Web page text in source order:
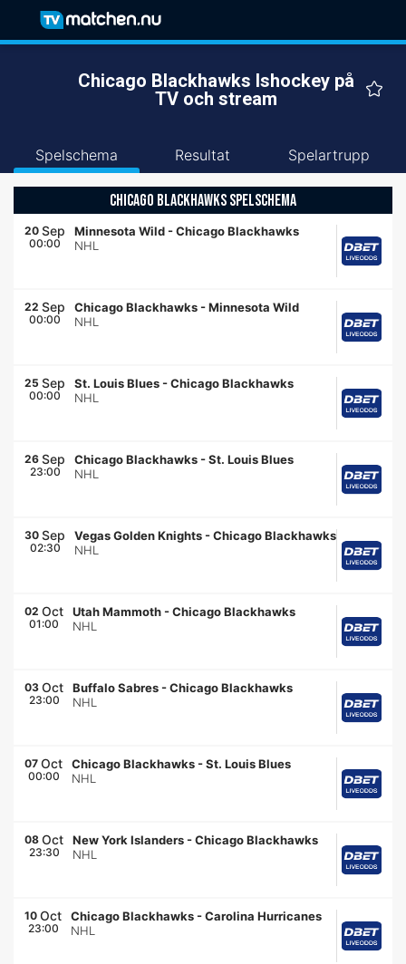
Chicago Blackhawks Ishockey på
TV och stream
Spelschema Resultat Spelartrupp
CHICAGO BLACKHAWKS SPELSCHEMA
20 Sep
00:00
Minnesota Wild -Chicago Blackhawks
NHL
22 Sep
00:00
Chicago Blackhawks -Minnesota Wild
NHL
25 Sep
00:00
St. Louis Blues -Chicago Blackhawks
NHL
26 Sep
23:00
Chicago Blackhawks -St. Louis Blues
NHL
30 Sep
02:30
Vegas Golden Knights -Chicago Blackhawks
NHL
02 Oct
01:00
Utah Mammoth -Chicago Blackhawks
NHL
03 Oct
23:00
Buffalo Sabres -Chicago Blackhawks
NHL
07 Oct
00:00
Chicago Blackhawks -St. Louis Blues
NHL
08 Oct
23:30
New York Islanders -Chicago Blackhawks
NHL
10 Oct
23:00
Chicago Blackhawks -Carolina Hurricanes
NHL